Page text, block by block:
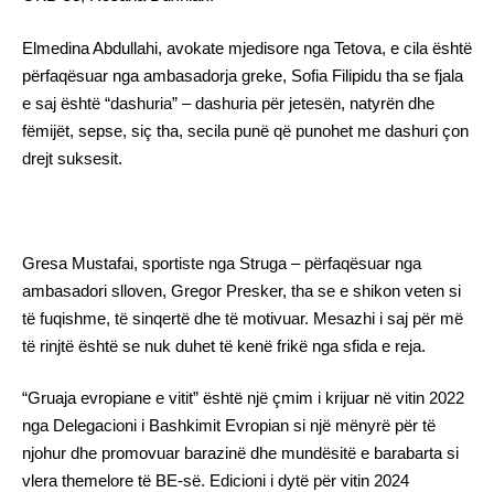
Elmedina Abdullahi, avokate mjedisore nga Tetova, e cila është
përfaqësuar nga ambasadorja greke, Sofia Filipidu tha se fjala
e saj është “dashuria” – dashuria për jetesën, natyrën dhe
fëmijët, sepse, siç tha, secila punë që punohet me dashuri çon
drejt suksesit.
Gresa Mustafai, sportiste nga Struga – përfaqësuar nga
ambasadori slloven, Gregor Presker, tha se e shikon veten si
të fuqishme, të sinqertë dhe të motivuar. Mesazhi i saj për më
të rinjtë është se nuk duhet të kenë frikë nga sfida e reja.
“Gruaja evropiane e vitit” është një çmim i krijuar në vitin 2022
nga Delegacioni i Bashkimit Evropian si një mënyrë për të
njohur dhe promovuar barazinë dhe mundësitë e barabarta si
vlera themelore të BE-së. Edicioni i dytë për vitin 2024